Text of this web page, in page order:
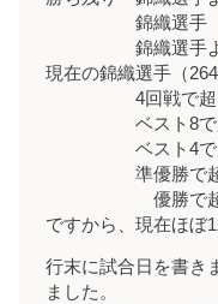
錦織
錦織選手より
現在の錦織選手（
4回戦で超
ベスト8で超
ベスト4で超
準優勝で超
優勝で超え
ですから、現在ほぼ
行末に試合日を書き
ました。